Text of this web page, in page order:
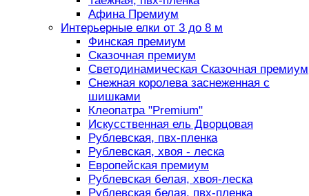
Афина Премиум
Интерьерные елки от 3 до 8 м
Финская премиум
Сказочная премиум
Светодинамическая Сказочная премиум
Снежная королева заснеженная с
шишками
Клеопатра "Premium"
Искусственная ель Дворцовая
Рублевская, пвх-пленка
Рублевская, хвоя - леска
Европейская премиум
Рублевская белая, хвоя-леска
Рублевская белая, пвх-пленка